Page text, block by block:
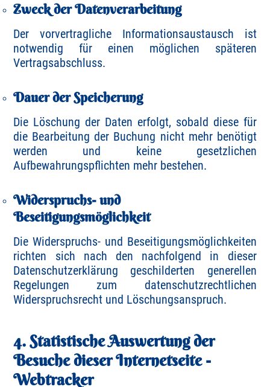
Zweck der Datenverarbeitung
Der vorvertragliche Informationsaustausch ist
notwendig für einen möglichen späteren
Vertragsabschluss.
Dauer der Speicherung
Die Löschung der Daten erfolgt, sobald diese für
die Bearbeitung der Buchung nicht mehr benötigt
werden und keine gesetzlichen
Aufbewahrungspflichten mehr bestehen.
Widerspruchs- und
Beseitigungsmöglichkeit
Die Widerspruchs- und Beseitigungsmöglichkeiten
richten sich nach den nachfolgend in dieser
Datenschutzerklärung geschilderten generellen
Regelungen zum datenschutzrechtlichen
Widerspruchsrecht und Löschungsanspruch.
4. Statistische Auswertung der
Besuche dieser Internetseite -
Webtracker